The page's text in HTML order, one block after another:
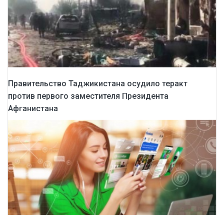
Правительство Таджикистана осудило теракт
против первого заместителя Президента
Афганистана